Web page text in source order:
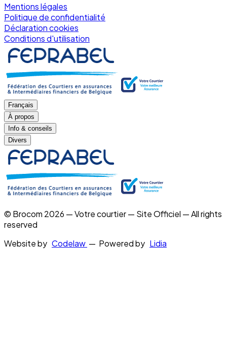
Mentions légales
Politique de confidentialité
Déclaration cookies
Conditions d'utilisation
Français
À propos
Info & conseils
Divers
© Brocom 2026 — Votre courtier — Site Officiel — All rights
reserved
Website by Codelaw — Powered by Lidia